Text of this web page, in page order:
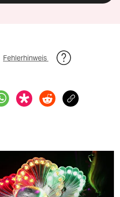
Fehlerhinweis